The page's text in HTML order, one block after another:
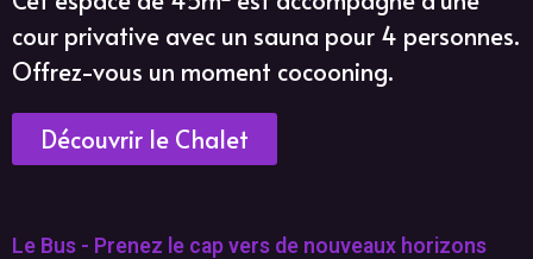
cour privative avec un sauna pour 4 personnes.
Offrez-vous un moment cocooning.
Découvrir le Chalet
Le Bus - Prenez le cap vers de nouveaux horizons